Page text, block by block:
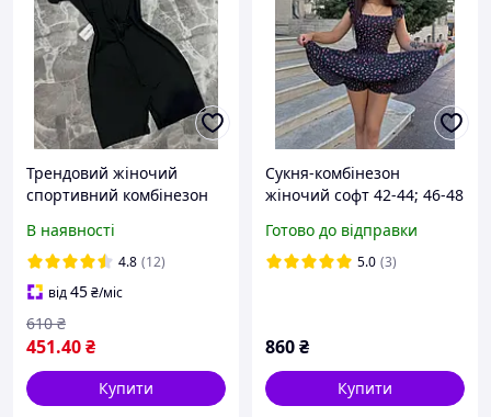
Трендовий жіночий
спортивний комбінезон
комбез з утяжкою
В наявності
4.8 (12)
від45₴/міс
451.40₴
610 ₴
Купити
Сукня-комбінезон
жіночий софт 42-44; 46-48
Готово до відправки
5.0 (3)
860₴
Купити